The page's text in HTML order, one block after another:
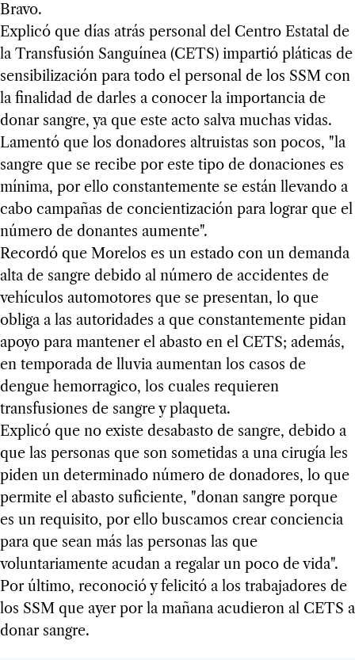
Bravo.
Explicó que días atrás personal del Centro Estatal de
la Transfusión Sanguínea (CETS) impartió pláticas de
sensibilización para todo el personal de los SSM con
la finalidad de darles a conocer la importancia de
donar sangre, ya que este acto salva muchas vidas.
Lamentó que los donadores altruistas son pocos, "la
sangre que se recibe por este tipo de donaciones es
mínima, por ello constantemente se están llevando a
cabo campañas de concientización para lograr que el
número de donantes aumente".
Recordó que Morelos es un estado con un demanda
alta de sangre debido al número de accidentes de
vehículos automotores que se presentan, lo que
obliga a las autoridades a que constantemente pidan
apoyo para mantener el abasto en el CETS; además,
en temporada de lluvia aumentan los casos de
dengue hemorragico, los cuales requieren
transfusiones de sangre y plaqueta.
Explicó que no existe desabasto de sangre, debido a
que las personas que son sometidas a una cirugía les
piden un determinado número de donadores, lo que
permite el abasto suficiente, "donan sangre porque
es un requisito, por ello buscamos crear conciencia
para que sean más las personas las que
voluntariamente acudan a regalar un poco de vida".
Por último, reconoció y felicitó a los trabajadores de
los SSM que ayer por la mañana acudieron al CETS a
donar sangre.